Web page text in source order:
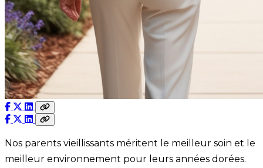
Nos parents vieillissants méritent le meilleur soin et le
meilleur environnement pour leurs années dorées.